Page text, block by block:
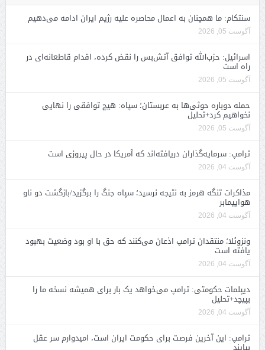
سنتکام: ما همچنان به اعمال محاصره علیه رژیم ایران ادامه می‌دهیم
آگوست 05, 2026
اسرائیل: حزب‌الله توافق آتش‌بس را نقض کرده، اقدام قاطعانه‌ای در
راه است
آگوست 05, 2026
حمله دوباره حوثی‌ها به عربستان؛ سپاه: هیچ توافقی را نهایی
نخواهیم کرد+تحلیل
آگوست 05, 2026
ترامپ: سرمایه‌گذاران دریافته‌اند که آمریکا در حال پیروزی است
آگوست 04, 2026
مذاکرات تنگه هرمز به نتیجه نرسید؛ سپاه جنگ را برگزید/بازگشت دو ناو
هواپیمابر
آگوست 04, 2026
ونزوئلا؛ منتقدان ترامپ اذعان می‌کنند که حق با او بود وضعیت بهبود
یافته است
آگوست 04, 2026
دیپلمات حکومتی: ترامپ می‌خواهد یک بار برای همیشه نسخه ما را
بپیچد+تحلیل
آگوست 04, 2026
ترامپ: این آخرین فرصت برای حکومت ایران است، امیدوارم سر عقل